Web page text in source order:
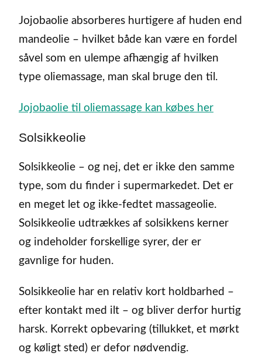
Jojobaolie absorberes hurtigere af huden end
mandeolie – hvilket både kan være en fordel
såvel som en ulempe afhængig af hvilken
type oliemassage, man skal bruge den til.
Jojobaolie til oliemassage kan købes her
Solsikkeolie
Solsikkeolie – og nej, det er ikke den samme
type, som du finder i supermarkedet. Det er
en meget let og ikke-fedtet massageolie.
Solsikkeolie udtrækkes af solsikkens kerner
og indeholder forskellige syrer, der er
gavnlige for huden.
Solsikkeolie har en relativ kort holdbarhed –
efter kontakt med ilt – og bliver derfor hurtig
harsk. Korrekt opbevaring (tillukket, et mørkt
og køligt sted) er defor nødvendig.